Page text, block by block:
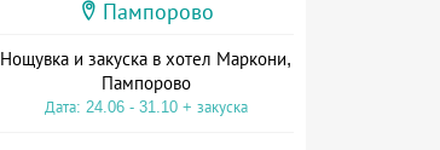
Пампорово
Нощувка и закуска в хотел Маркони,
Пампорово
Дата: 24.06 - 31.10 + закуска